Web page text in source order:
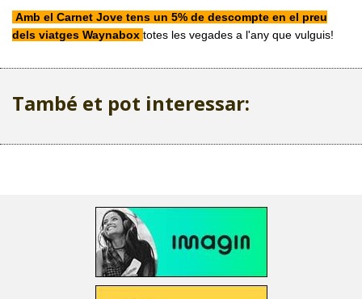
Amb el Carnet Jove tens un 5% de descompte en el preu
dels viatges Waynabox totes les vegades a l'any que vulguis!
També et pot interessar: